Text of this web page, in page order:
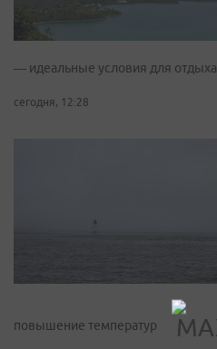
— идеальные условия для отдыха
сегодня, 12:28
повышение температур